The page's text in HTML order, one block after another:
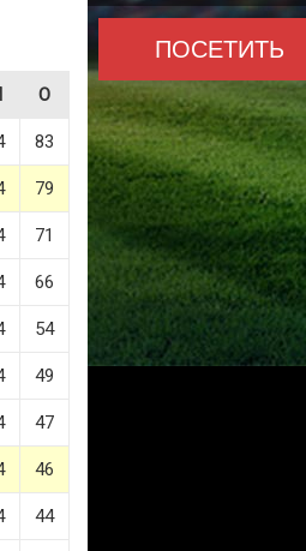
ПОСЕТИТЬ
О
83
79
71
66
54
49
47
46
44